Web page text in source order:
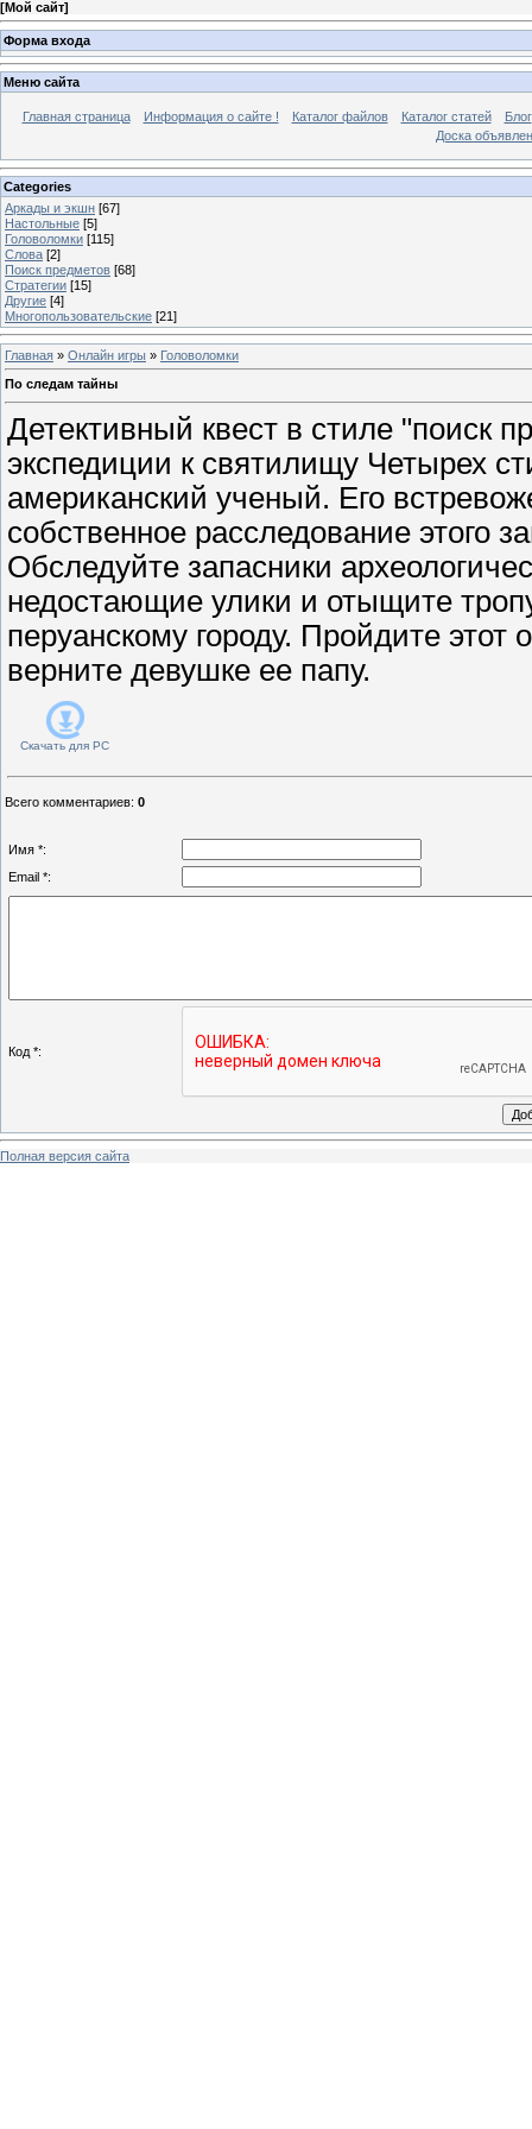
[Мой сайт]
Форма входа
Меню сайта
Главная страница Информация о сайте ! Каталог файлов Каталог статей
Блог
Доска
Categories
Аркады и экшн [67]
Настольные [5]
Головоломки [115]
Слова [2]
Поиск предметов [68]
Стратегии [15]
Другие [4]
Многопользовательские [21]
Главная » Онлайн игры » Головоломки
По следам тайны
Детективный квест в стиле "поиск
экспедиции к святилищу Четырех
американский ученый. Его
собственное расследование этого
Обследуйте запасники
недостающие улики и отыщите
перуанскому городу. Пройдите этот
верните девушке ее папу.
Скачать для PC
Всего комментариев: 0
Имя *:
Email *:
Код *:
Полная версия сайта